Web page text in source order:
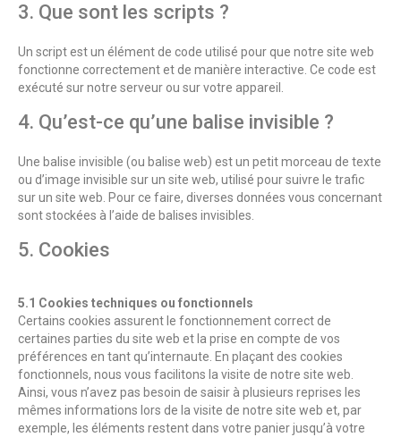
3. Que sont les scripts ?
Un script est un élément de code utilisé pour que notre site web
fonctionne correctement et de manière interactive. Ce code est
exécuté sur notre serveur ou sur votre appareil.
4. Qu’est-ce qu’une balise invisible ?
Une balise invisible (ou balise web) est un petit morceau de texte
ou d’image invisible sur un site web, utilisé pour suivre le trafic
sur un site web. Pour ce faire, diverses données vous concernant
sont stockées à l’aide de balises invisibles.
5. Cookies
5.1 Cookies techniques ou fonctionnels
Certains cookies assurent le fonctionnement correct de
certaines parties du site web et la prise en compte de vos
préférences en tant qu’internaute. En plaçant des cookies
fonctionnels, nous vous facilitons la visite de notre site web.
Ainsi, vous n’avez pas besoin de saisir à plusieurs reprises les
mêmes informations lors de la visite de notre site web et, par
exemple, les éléments restent dans votre panier jusqu’à votre